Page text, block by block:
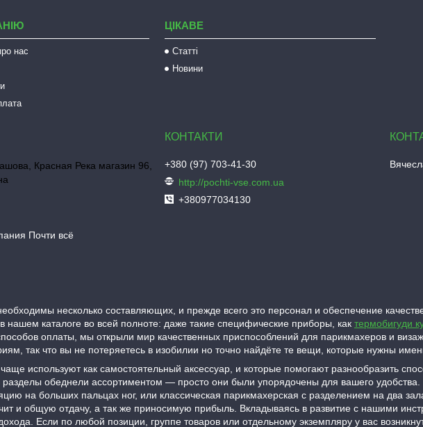
нас
ЦІКАВЕ
Статті
Новини
Красная Река магазин 96,
Почти всё
+380 (97) 703-41-30
http://pochti-vse.com.ua
+380977034130
несколько составляющих, и прежде всего это персонал и обеспечение
каталоге во всей полноте: даже такие специфические приборы, как термобигуди
оплаты, мы открыли мир качественных приспособлений для парикмахеров и
так что вы не потеряетесь в изобилии но точно найдёте те вещи, которые нужны
используют как самостоятельный аксессуар, и которые помогают разнообразить
разделы обеднели ассортиментом — просто они были упорядочены для вашего
на больших пальцах ног, или классическая парикмахерская с разделением на два
и общую отдачу, а так же приносимую прибыль. Вкладываясь в развитие с нашими
Если по любой позиции, группе товаров или отдельному экземпляру у вас